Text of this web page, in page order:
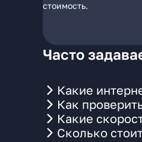
стоимость.
Часто
Какие
Как
Какие
Сколько